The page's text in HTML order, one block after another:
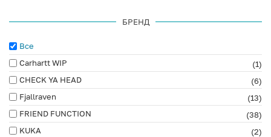
БРЕНД
Все
Carhartt WIP
(1)
CHECK YA HEAD
(6)
Fjallraven
(13)
FRIEND FUNCTION
(38)
KUKA
(2)